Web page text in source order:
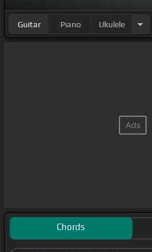
Guitar Piano Ukulele
Chords